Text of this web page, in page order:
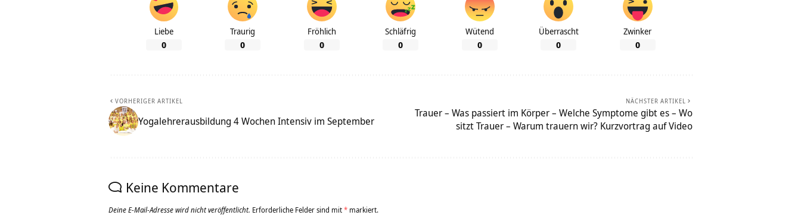
Liebe
0
Traurig
0
Fröhlich
0
Schläfrig
0
Wütend
0
Überrascht
0
Zwinker
0
VORHERIGER ARTIKEL
Yogalehrerausbildung 4 Wochen Intensiv im September
NÄCHSTER ARTIKEL
Trauer – Was passiert im Körper – Welche Symptome gibt es – Wo
sitzt Trauer – Warum trauern wir? Kurzvortrag auf Video
Keine Kommentare
Deine E-Mail-Adresse wird nicht veröffentlicht. Erforderliche Felder sind mit* markiert.